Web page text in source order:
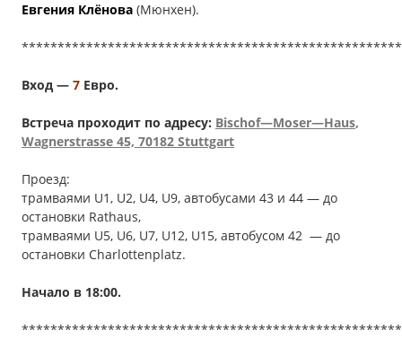
Евгения Клёнова (Мюнхен).
Вход — 7 Евро.
Встреча проходит по адресу: Bischof—Moser—Haus,
Wagnerstrasse 45, 70182 Stuttgart
Проезд:
трамваями U1, U2, U4, U9, автобусами 43 и 44 — до
остановки Rathaus,
трамваями U5, U6, U7, U12, U15, автобусом 42 — до
остановки Сharlottenplatz.
Начало в 18:00.